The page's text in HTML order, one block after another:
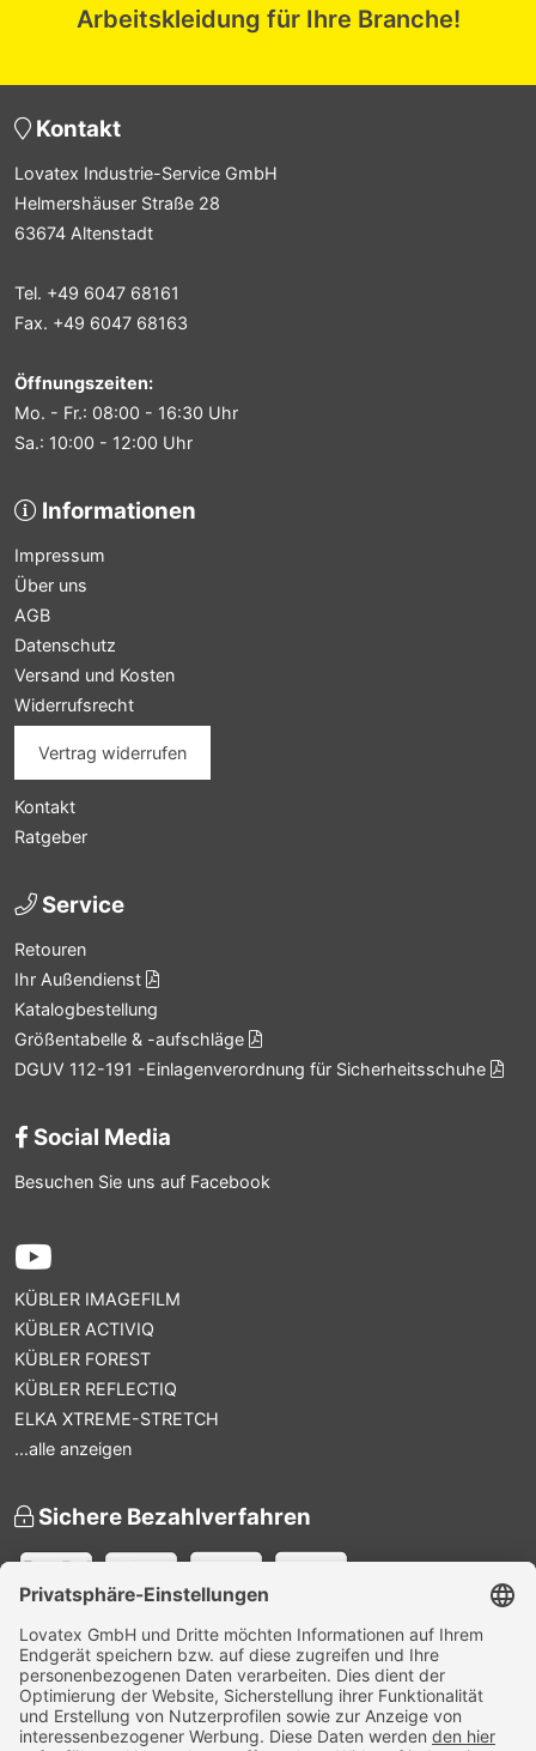
Arbeitskleidung für Ihre Branche!
Kontakt
Lovatex Industrie-Service GmbH
Helmershäuser Straße 28
63674 Altenstadt
Tel. +49 6047 68161
Fax. +49 6047 68163
Öffnungszeiten:
Mo. - Fr.: 08:00 - 16:30 Uhr
Sa.: 10:00 - 12:00 Uhr
Informationen
Impressum
Über uns
AGB
Datenschutz
Versand und Kosten
Widerrufsrecht
Vertrag widerrufen
Kontakt
Ratgeber
Service
Retouren
Ihr Außendienst
Katalogbestellung
Größentabelle & -aufschläge
DGUV 112-191 -Einlagenverordnung für Sicherheitsschuhe
Social Media
Besuchen Sie uns auf Facebook
KÜBLER IMAGEFILM
KÜBLER ACTIVIQ
KÜBLER FOREST
KÜBLER REFLECTIQ
ELKA XTREME-STRETCH
...alle anzeigen
Sichere Bezahlverfahren
Versandpartner